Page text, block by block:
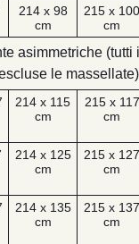
214 x 98
cm
215 x
cm
asimmetriche (tutti i
le massellate)
214 x 115
cm
215 x 117
cm
214 x 125
cm
215 x
cm
214 x 135
cm
215 x
cm